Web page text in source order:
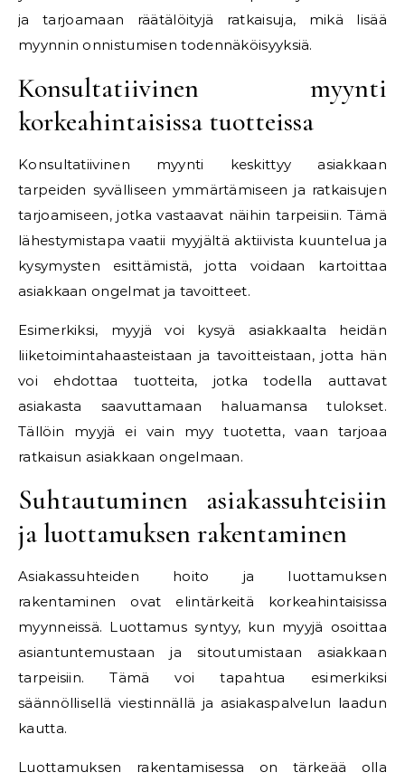
ja tarjoamaan räätälöityjä ratkaisuja, mikä lisää
myynnin onnistumisen todennäköisyyksiä.
Konsultatiivinen myynti
korkeahintaisissa tuotteissa
Konsultatiivinen myynti keskittyy asiakkaan
tarpeiden syvälliseen ymmärtämiseen ja ratkaisujen
tarjoamiseen, jotka vastaavat näihin tarpeisiin. Tämä
lähestymistapa vaatii myyjältä aktiivista kuuntelua ja
kysymysten esittämistä, jotta voidaan kartoittaa
asiakkaan ongelmat ja tavoitteet.
Esimerkiksi, myyjä voi kysyä asiakkaalta heidän
liiketoimintahaasteistaan ja tavoitteistaan, jotta hän
voi ehdottaa tuotteita, jotka todella auttavat
asiakasta saavuttamaan haluamansa tulokset.
Tällöin myyjä ei vain myy tuotetta, vaan tarjoaa
ratkaisun asiakkaan ongelmaan.
Suhtautuminen asiakassuhteisiin
ja luottamuksen rakentaminen
Asiakassuhteiden hoito ja luottamuksen
rakentaminen ovat elintärkeitä korkeahintaisissa
myynneissä. Luottamus syntyy, kun myyjä osoittaa
asiantuntemustaan ja sitoutumistaan asiakkaan
tarpeisiin. Tämä voi tapahtua esimerkiksi
säännöllisellä viestinnällä ja asiakaspalvelun laadun
kautta.
Luottamuksen rakentamisessa on tärkeää olla